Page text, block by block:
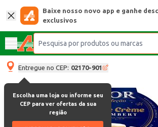
Baixe nosso novo app e ganhe
exclusivos
Entregue no CEP: 02170-901
Escolha uma loja ou informe seu
CEP para ver ofertas da sua
região